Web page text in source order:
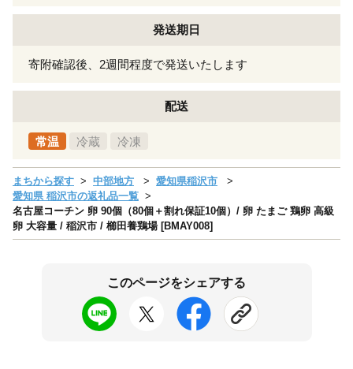
発送期日
寄附確認後、2週間程度で発送いたします
配送
常温 冷蔵 冷凍
まちから探す 中部地方
愛知県稲沢市
愛知県 稲沢市の返礼品一覧
名古屋コーチン 卵 90個（80個＋割れ保証10個）/ 卵 たまご 鶏卵 高級
卵 大容量 / 稲沢市 / 櫛田養鶏場 [BMAY008]
このページをシェアする